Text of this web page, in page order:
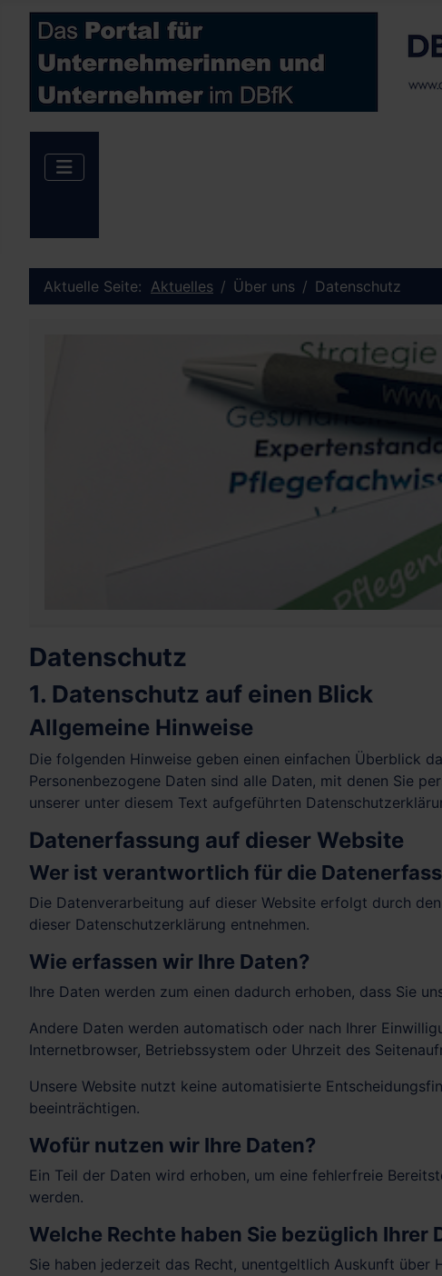
Aktuelle Seite: Aktuelles Über uns Datenschutz
Datenschutz
1. Datenschutz auf einen Blick
Allgemeine Hinweise
Die folgenden Hinweise geben einen einfachen Überblick
Personenbezogene Daten sind alle Daten, mit denen Sie
unserer unter diesem Text aufgeführten
Datenerfassung auf dieser Website
Wer ist verantwortlich für die
Die Datenverarbeitung auf dieser Website erfolgt durch
dieser Datenschutzerklärung entnehmen.
Wie erfassen wir Ihre Daten?
Ihre Daten werden zum einen dadurch erhoben, dass Sie
Andere Daten werden automatisch oder nach Ihrer
Internetbrowser, Betriebssystem oder Uhrzeit des
Unsere Website nutzt keine automatisierte
beeinträchtigen.
Wofür nutzen wir Ihre Daten?
Ein Teil der Daten wird erhoben, um eine fehlerfreie
werden.
Welche Rechte haben Sie bezüglich Ihrer
Sie haben jederzeit das Recht, unentgeltlich Auskunft